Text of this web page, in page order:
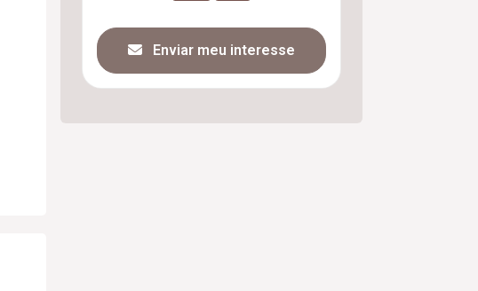
Enviar meu interesse